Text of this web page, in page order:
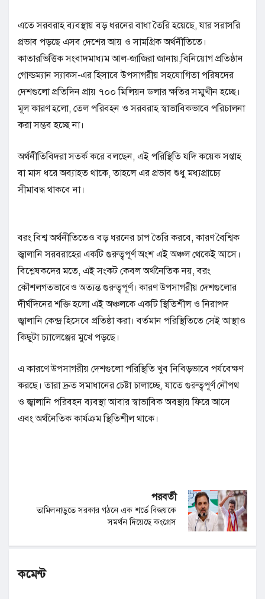
এতে সরবরাহ ব্যবস্থায় বড় ধরনের বাধা তৈরি হয়েছে, যার সরাসরি
প্রভাব পড়ছে এসব দেশের আয় ও সামগ্রিক অর্থনীতিতে।
কাতারভিত্তিক সংবাদমাধ্যম আল-জাজিরা জানায়,বিনিয়োগ প্রতিষ্ঠান
গোল্ডম্যান স্যাকস-এর হিসাবে উপসাগরীয় সহযোগিতা পরিষদের
দেশগুলো প্রতিদিন প্রায় ৭০০ মিলিয়ন ডলার ক্ষতির সম্মুখীন হচ্ছে।
মূল কারণ হলো, তেল পরিবহন ও সরবরাহ স্বাভাবিকভাবে পরিচালনা
করা সম্ভব হচ্ছে না।
অর্থনীতিবিদরা সতর্ক করে বলছেন, এই পরিস্থিতি যদি কয়েক সপ্তাহ
বা মাস ধরে অব্যাহত থাকে, তাহলে এর প্রভাব শুধু মধ্যপ্রাচ্যে
সীমাবদ্ধ থাকবে না।
বরং বিশ্ব অর্থনীতিতেও বড় ধরনের চাপ তৈরি করবে, কারণ বৈশ্বিক
জ্বালানি সরবরাহের একটি গুরুত্বপূর্ণ অংশ এই অঞ্চল থেকেই আসে।
বিশ্লেষকদের মতে, এই সংকট কেবল অর্থনৈতিক নয়, বরং
কৌশলগতভাবেও অত্যন্ত গুরুত্বপূর্ণ। কারণ উপসাগরীয় দেশগুলোর
দীর্ঘদিনের শক্তি হলো এই অঞ্চলকে একটি স্থিতিশীল ও নিরাপদ
জ্বালানি কেন্দ্র হিসেবে প্রতিষ্ঠা করা। বর্তমান পরিস্থিতিতে সেই আস্থাও
কিছুটা চ্যালেঞ্জের মুখে পড়ছে।
এ কারণে উপসাগরীয় দেশগুলো পরিস্থিতি খুব নিবিড়ভাবে পর্যবেক্ষণ
করছে। তারা দ্রুত সমাধানের চেষ্টা চালাচ্ছে, যাতে গুরুত্বপূর্ণ নৌপথ
ও জ্বালানি পরিবহন ব্যবস্থা আবার স্বাভাবিক অবস্থায় ফিরে আসে
এবং অর্থনৈতিক কার্যক্রম স্থিতিশীল থাকে।
পরবর্তী
তামিলনাড়ুতে সরকার গঠনে এক শর্তে বিজয়কে
সমর্থন দিয়েছে কংগ্রেস
কমেন্ট